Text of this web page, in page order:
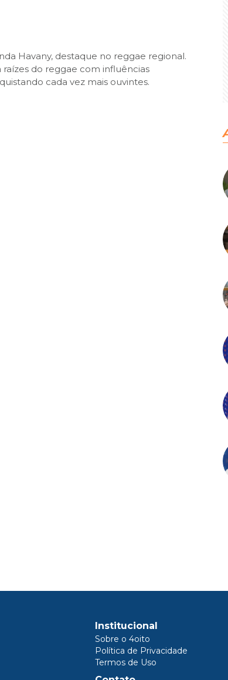
Havany, destaque no reggae regional.
do reggae com influências
cada vez mais ouvintes.
Institucional
Sobre o 4oito
Política de Privacidade
Termos de Uso